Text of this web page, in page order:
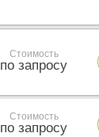
Стоимость
по запросу
Стоимость
по запросу